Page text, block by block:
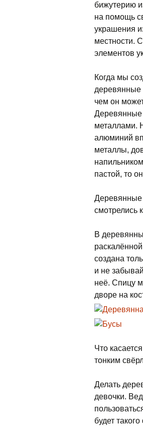
бижутерию
на помощь
украшения
местности.
элементов
Когда мы
деревянные
чем он
Деревянные
металлами.
алюминий
металлы,
пастой, то
Деревянные
смотрелись
В
создана
и не
неё. Спицу
дворе на
Что
тонким
Делать
девочки.
будет